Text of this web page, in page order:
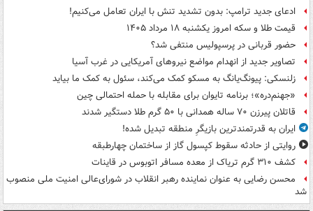
ادعای جدید ترامپ: بدون تشدید تنش با ایران تعامل می‌کنیم!
قیمت طلا و سکه امروز یکشنبه ۱۸ مرداد ۱۴۰۵
حضور قربانی در پرسپولیس منتفی شد؟
تصاویر جدید از انهدام مواضع نیروهای آمریکایی در غرب آسیا
زلنسکی: پیونگ‌یانگ به مسکو کمک می‌کند، سئول به کمک ما بیاید
«جهنم‌دره»؛ برنامه تایوان برای مقابله با حمله احتمالی چین
قاتلان پیرزن ۷۰ ساله همدانی با ۵۰ گرم طلا دستگیر شدند
ایران به قدرتمندترین بازیگرِ منطقه تبدیل شده!
روایتی از حادثه سقوط کپسول گاز از ساختمان چهارطبقه
کشف ۳۱۰ گرم تریاک از معده مسافر اتوبوس در قاینات
محسن رضایی به عنوان نماینده رهبر انقلاب در شورای‌عالی امنیت ملی منصوب
شد